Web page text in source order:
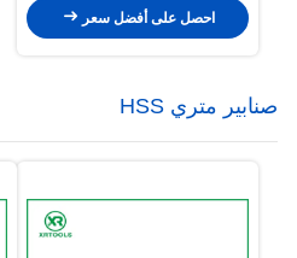
احصل على أفضل سعر
صنابير متري HSS